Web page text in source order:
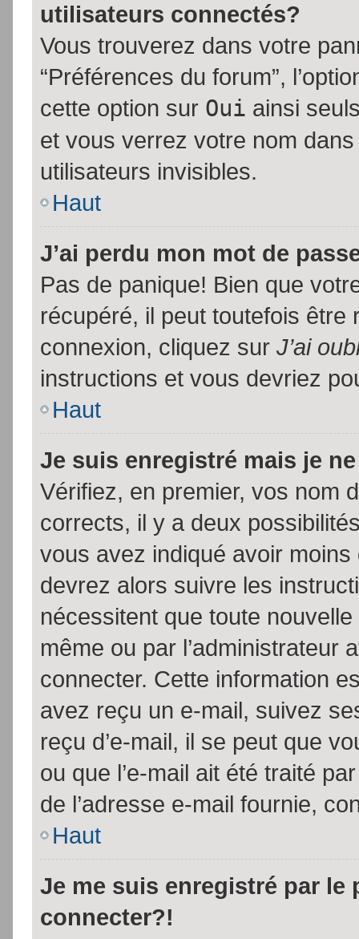
utilisateurs connectés?
Vous trouverez dans votre
“Préférences du forum”,
cette option sur Oui ainsi
et vous verrez votre nom
utilisateurs invisibles.
Haut
J’ai perdu mon mot de
Pas de panique! Bien que
récupéré, il peut toutefois être
connexion, cliquez sur J’ai
instructions et vous devriez
Haut
Je suis enregistré mais je
Vérifiez, en premier, vos nom
corrects, il y a deux
vous avez indiqué avoir
devrez alors suivre les
nécessitent que toute
même ou par l’administrateur
connecter. Cette information
avez reçu un e-mail, suivez
reçu d’e-mail, il se peut que
ou que l’e-mail ait été traité
de l’adresse e-mail fournie,
Haut
Je me suis enregistré par le
connecter?!